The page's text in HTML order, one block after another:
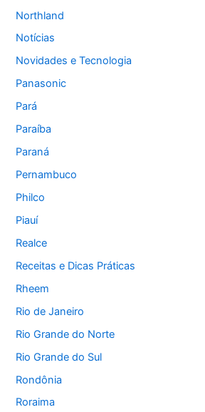
Northland
Notícias
Novidades e Tecnologia
Panasonic
Pará
Paraíba
Paraná
Pernambuco
Philco
Piauí
Realce
Receitas e Dicas Práticas
Rheem
Rio de Janeiro
Rio Grande do Norte
Rio Grande do Sul
Rondônia
Roraima